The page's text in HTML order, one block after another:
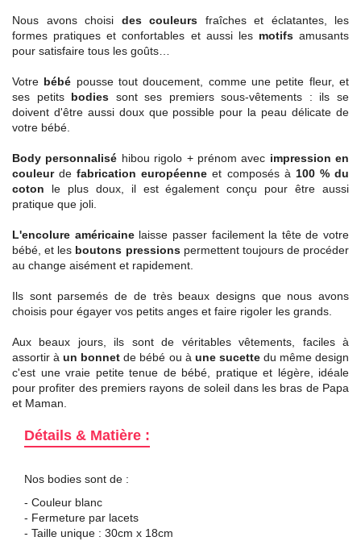
Nous avons choisi des couleurs fraîches et éclatantes, les
formes pratiques et confortables et aussi les motifsamusants
pour satisfaire tous les goûts…
Votre bébé pousse tout doucement, comme une petite fleur, et
ses petits bodies sont ses premiers sous-vêtements : ils se
doivent d'être aussi doux que possible pour la peau délicate de
votre bébé.
Body personnalisé hibou rigolo + prénom avec impression en
couleurdefabrication européenne et composés à 100 % du
coton le plus doux, il est également conçu pour être aussi
pratique que joli.
L'encolure américainelaisse passer facilement la tête de votre
bébé, et les boutons pressionspermettent toujours de procéder
au change aisément et rapidement.
Ils sont parsemés de de très beaux designs que nous avons
choisis pour égayer vos petits anges et faire rigoler les grands.
Aux beaux jours, ils sont de véritables vêtements, faciles à
assortir àun bonnet de bébé ou à une sucettedu même design
c'est une vraie petite tenue de bébé, pratique et légère, idéale
pour profiter des premiers rayons de soleil dans les bras de Papa
et Maman.
Détails & Matière :
Nos bodies sont de :
- Couleur blanc
- Fermeture par lacets
- Taille unique : 30cm x 18cm